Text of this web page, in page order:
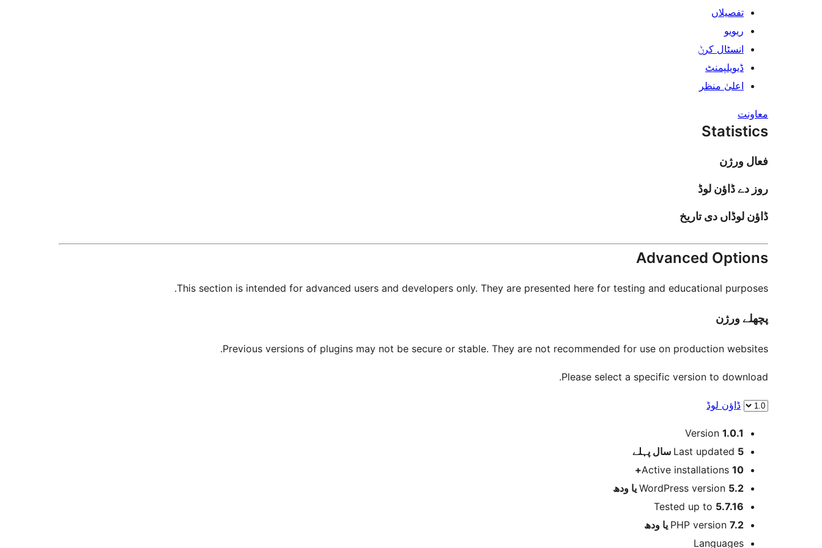
تفصیلاں
ریویو
انسٹال کرݨ
ڈیویلپمنٹ
اعلیٰ منظر
معاونت
Statistics
فعال ورژن
روز دے ڈاؤن لوڈ
ڈاؤن لوڈاں دی تاریخ
Advanced Options
This section is intended for advanced users and developers only. They are presented here for testing and educational purposes.
پچھلے ورژن
Previous versions of plugins may not be secure or stable. They are not recommended for use on production websites.
Please select a specific version to download.
ڈاؤن لوڈ
میٹا Version 1.0.1
Last updated 5 سال
پہلے
Active installations 10+
WordPress version 5.2 یا ودھ
Tested up to 5.7.16
PHP version 7.2 یا ودھ
Languages